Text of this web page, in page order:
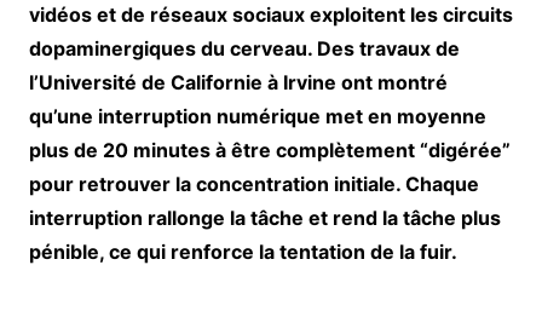
vidéos et de réseaux sociaux exploitent les circuits
dopaminergiques du cerveau. Des travaux de
l’Université de Californie à Irvine ont montré
qu’une interruption numérique met en moyenne
plus de 20 minutes à être complètement “digérée”
pour retrouver la concentration initiale. Chaque
interruption rallonge la tâche et rend la tâche plus
pénible, ce qui renforce la tentation de la fuir.